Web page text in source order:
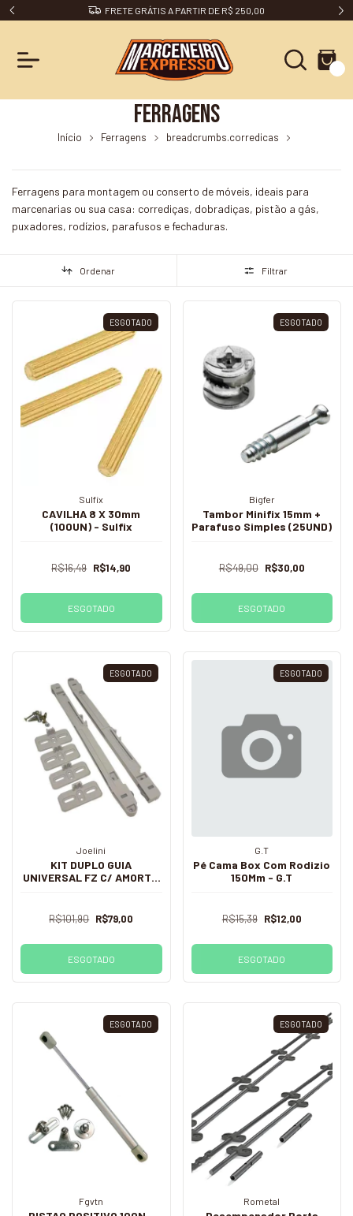
DESCONTO 5% NO PIX
Ferragens
Início Ferragens
breadcrumbs.corredicas
Ferragens para montagem ou conserto de móveis, ideais para
marcenarias ou sua casa: corrediças, dobradiças, pistão a gás,
puxadores, rodízios, parafusos e fechaduras.
Ordenar Filtrar
ESGOTADO
Sulfix
CAVILHA 8 X 30mm
(100UN) - Sulfix
R$16,49 R$14,90
ESGOTADO
ESGOTADO
Bigfer
Tambor Minifix 15mm +
Parafuso Simples (25UND)
R$49,00 R$30,00
ESGOTADO
ESGOTADO
Joelini
KIT DUPLO GUIA
UNIVERSAL FZ C/ AMORT -
R$101,90 R$79,00
ESGOTADO
ESGOTADO
G.T
Pé Cama Box Com Rodizio
150Mm - G.T
R$15,39 R$12,00
ESGOTADO
ESGOTADO
Fgvtn
ESGOTADO
Rometal